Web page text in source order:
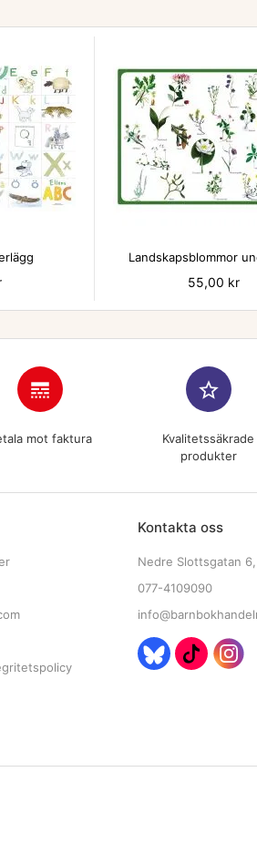
Landskapsblommor
Pris
55,00 kr
line_style
mot faktura
star_border
Kvalitetssäkrade
produkter
Kontakta oss
Nedre Slottsgatan
077-4109090